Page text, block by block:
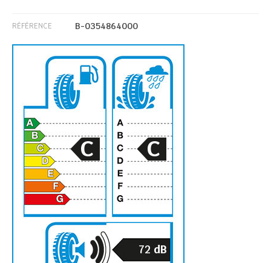
RÉFÉRENCE B-0354864000
C C
72 dB